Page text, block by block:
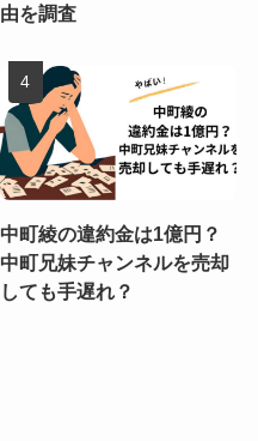
由を調査
中町綾の違約金は1億円？
中町兄妹チャンネルを売却
しても手遅れ？